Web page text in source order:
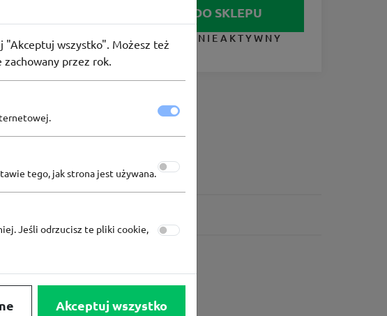
IDŹ DO SKLEPU
KUPON NIEAKTYWNY
"Akceptuj wszystko". Możesz też
przez rok.
tego, jak strona jest używana.
Jeśli odrzucisz te pliki cookie,
Akceptuj wszystko